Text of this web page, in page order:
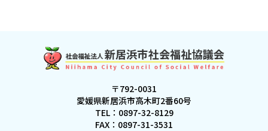
〒792-0031
愛媛県新居浜市高木町2番60号
TEL： 0897-32-8129
FAX：0897-31-3531